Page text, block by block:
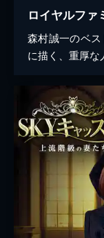
ロイヤルファ
森村誠一のベ
に描く、重厚な